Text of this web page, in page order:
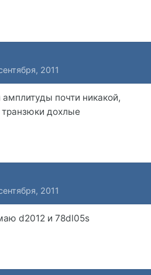
2011
почти никакой,
транзюки дохлые
2011
d2012 и 78dl05s